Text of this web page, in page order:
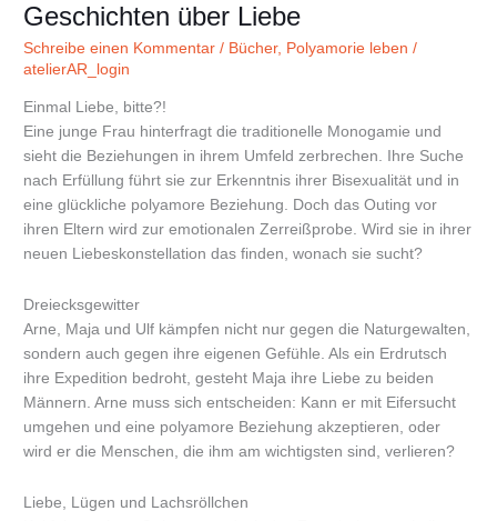
Geschichten über Liebe
Schreibe einen Kommentar / Bücher, Polyamorie leben /
atelierAR_login
Einmal Liebe, bitte?!
Eine junge Frau hinterfragt die traditionelle Monogamie und
sieht die Beziehungen in ihrem Umfeld zerbrechen. Ihre Suche
nach Erfüllung führt sie zur Erkenntnis ihrer Bisexualität und in
eine glückliche polyamore Beziehung. Doch das Outing vor
ihren Eltern wird zur emotionalen Zerreißprobe. Wird sie in ihrer
neuen Liebeskonstellation das finden, wonach sie sucht?
Dreiecksgewitter
Arne, Maja und Ulf kämpfen nicht nur gegen die Naturgewalten,
sondern auch gegen ihre eigenen Gefühle. Als ein Erdrutsch
ihre Expedition bedroht, gesteht Maja ihre Liebe zu beiden
Männern. Arne muss sich entscheiden: Kann er mit Eifersucht
umgehen und eine polyamore Beziehung akzeptieren, oder
wird er die Menschen, die ihm am wichtigsten sind, verlieren?
Liebe, Lügen und Lachsröllchen
Neue
Geschichten
über
Liebe